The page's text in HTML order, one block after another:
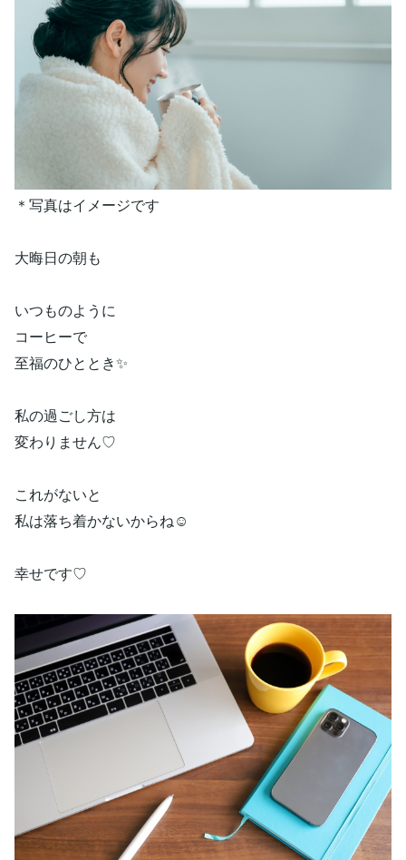
＊写真はイメージです
大晦日の朝も
いつものように
コーヒーで
至福のひととき✨
私の過ごし方は
変わりません♡
これがないと
私は落ち着かないからね☺️
幸せです♡